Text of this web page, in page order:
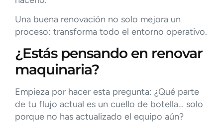
Una buena renovación no solo mejora un
proceso: transforma todo el entorno operativo.
¿Estás pensando en renovar
maquinaria?
Empieza por hacer esta pregunta: ¿Qué parte
de tu flujo actual es un cuello de botella… solo
porque no has actualizado el equipo aún?